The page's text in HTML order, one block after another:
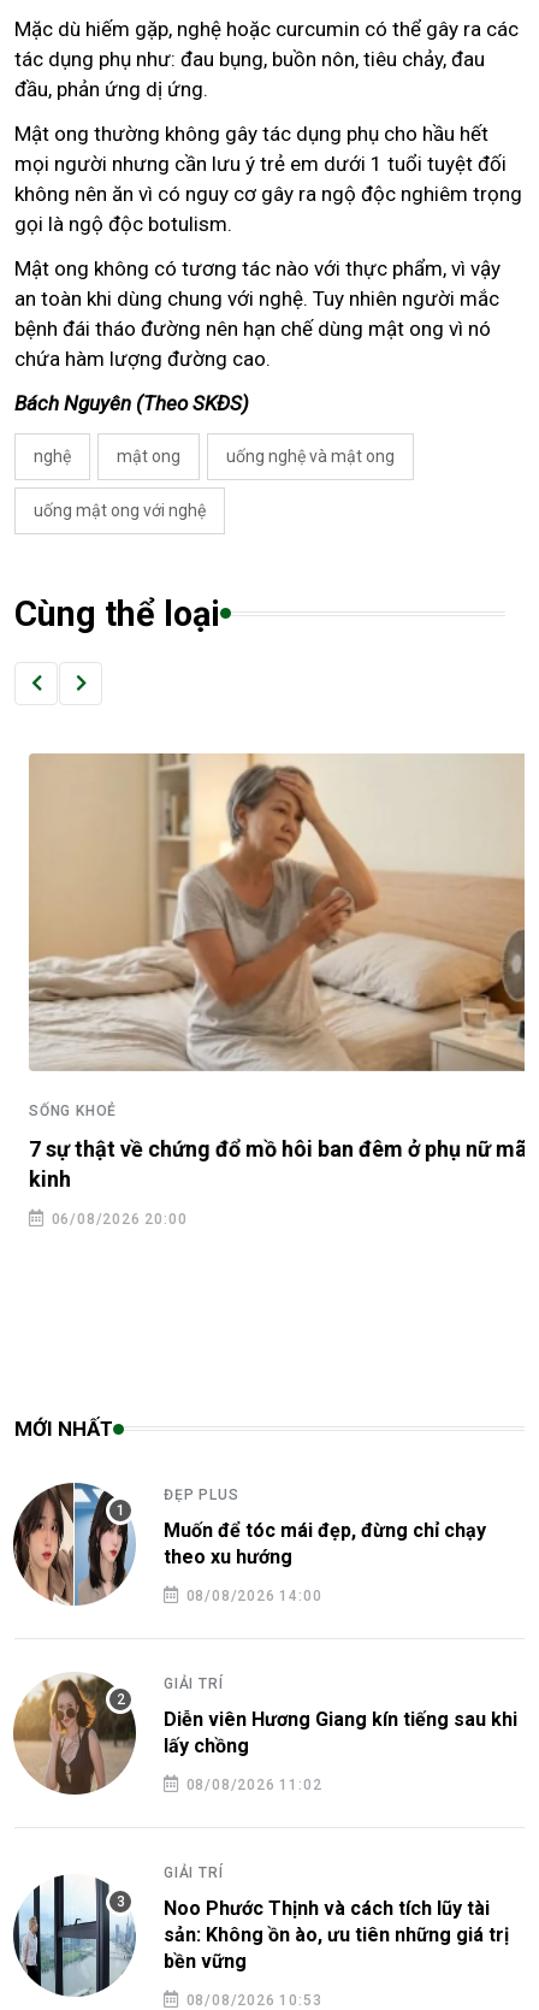
Mặc dù hiếm gặp, nghệ hoặc curcumin có thể gây ra các
tác dụng phụ như: đau bụng, buồn nôn, tiêu chảy, đau
đầu, phản ứng dị ứng.
Mật ong thường không gây tác dụng phụ cho hầu hết
mọi người nhưng cần lưu ý trẻ em dưới 1 tuổi tuyệt đối
không nên ăn vì có nguy cơ gây ra ngộ độc nghiêm trọng
gọi là ngộ độc botulism.
Mật ong không có tương tác nào với thực phẩm, vì vậy
an toàn khi dùng chung với nghệ. Tuy nhiên người mắc
bệnh đái tháo đường nên hạn chế dùng mật ong vì nó
chứa hàm lượng đường cao.
Bách Nguyên (Theo SKĐS)
nghệ mật ong uống nghệ và mật ong
uống mật ong với nghệ
Cùng thể loại
SỐNG KHOẺ
7 sự thật về chứng đổ mồ hôi ban đêm ở phụ nữ mãn
kinh
06/08/2026 20:00
MỚI NHẤT
ĐẸP PLUS
Muốn để tóc mái đẹp, đừng chỉ chạy
theo xu hướng
08/08/2026 14:00
GIẢI TRÍ
Diễn viên Hương Giang kín tiếng sau khi
lấy chồng
08/08/2026 11:02
GIẢI TRÍ
Noo Phước Thịnh và cách tích lũy tài
sản: Không ồn ào, ưu tiên những giá trị
bền vững
08/08/2026 10:53